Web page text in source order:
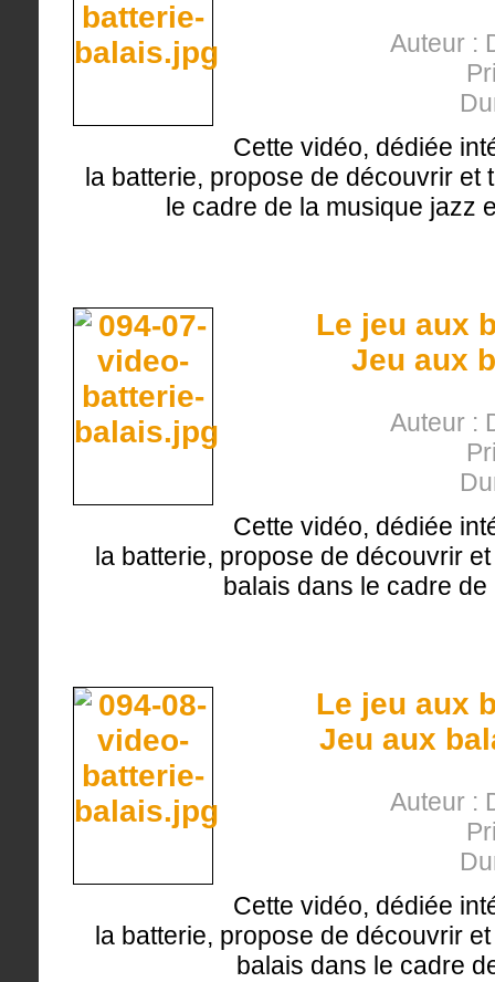
Auteur :
Cette vidéo, dédiée
la batterie, propose de découvrir
le cadre de la musique jazz
Le jeu aux
Jeu aux
Auteur :
Cette vidéo, dédiée
la batterie, propose de découvrir
balais dans le cadre
Le jeu aux
Jeu aux
Auteur :
Cette vidéo, dédiée
la batterie, propose de découvrir
balais dans le cadre